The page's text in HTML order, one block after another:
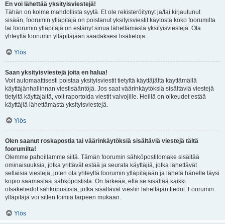
En voi lähettää yksityisviestejä!
Tähän on kolme mahdollista syytä. Et ole rekisteröitynyt ja/tai kirjautunut
sisään, foorumin ylläpitäjä on poistanut yksityisviestit käytöstä koko foorumilta
tai foorumin ylläpitäjä on estänyt sinua lähettämästä yksityisviestejä. Ota
yhteyttä foorumin ylläpitäjään saadaksesi lisätietoja.
Ylös
Saan yksityisviestejä joita en halua!
Voit automaattisesti poistaa yksityisviestit tietyltä käyttäjältä käyttämällä
käyttäjänhallinnan viestisääntöjä. Jos saat väärinkäytöksiä sisältäviä viestejä
tietyltä käyttäjältä, voit raportoida viestit valvojille. Heillä on oikeudet estää
käyttäjiä lähettämästä yksityisviestejä.
Ylös
Olen saanut roskapostia tai väärinkäytöksiä sisältäviä viestejä tältä
foorumilta!
Olemme pahoillamme siitä. Tämän foorumin sähköpostilomake sisältää
ominaisuuksia, jotka yrittävät estää ja seurata käyttäjiä, jotka lähettävät
sellaisia viestejä, joten ota yhteyttä foorumin ylläpitäjään ja lähetä hänelle täysi
kopio saamastasi sähköpostista. On tärkeää, että se sisältää kaikki
otsaketiedot sähköpostista, jotka sisältävät viestin lähettäjän tiedot. Foorumin
ylläpitäjä voi sitten toimia tarpeen mukaan.
Ylös